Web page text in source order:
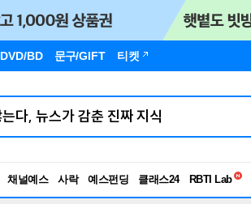
DVD/BD 문구/GIFT 티켓
채널예스 사락 예스펀딩 클래스24
RBTI Lab
독서유형검사